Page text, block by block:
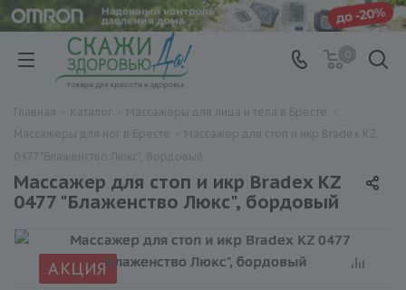
Массажер для стоп и икр Bradex KZ
0477 "Блаженство Люкс", бордовый
АКЦИЯ